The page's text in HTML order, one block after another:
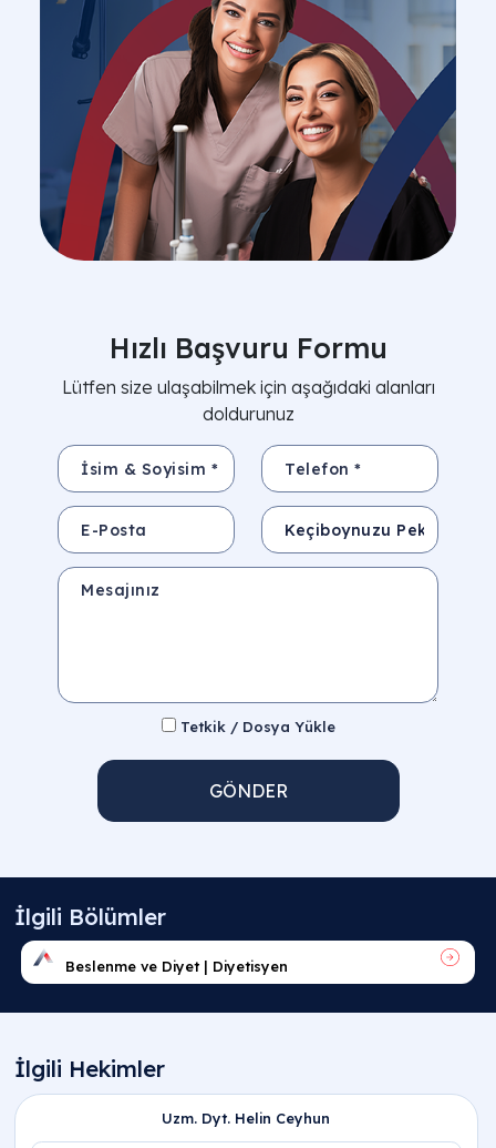
Hızlı Başvuru Formu
Lütfen size ulaşabilmek için aşağıdaki alanları
doldurunuz
İsim & Soyisim * Telefon *
E-Posta Konu
Mesajınız
Tetkik / Dosya Yükle
GÖNDER